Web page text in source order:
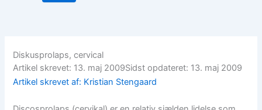
Diskusprolaps, cervical
Artikel skrevet: 13. maj 2009Sidst opdateret: 13. maj 2009
Artikel skrevet af: Kristian Stengaard